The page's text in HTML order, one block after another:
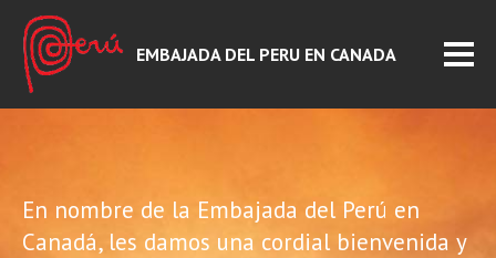
EMBAJADA DEL PERU EN CANADA
En nombre de la Embajada del Perú en
Canadá, les damos una cordial bienvenida y